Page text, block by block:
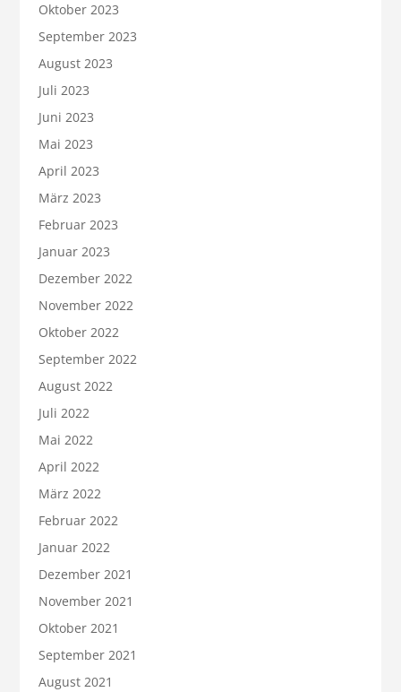
Oktober 2023
September 2023
August 2023
Juli 2023
Juni 2023
Mai 2023
April 2023
März 2023
Februar 2023
Januar 2023
Dezember 2022
November 2022
Oktober 2022
September 2022
August 2022
Juli 2022
Mai 2022
April 2022
März 2022
Februar 2022
Januar 2022
Dezember 2021
November 2021
Oktober 2021
September 2021
August 2021